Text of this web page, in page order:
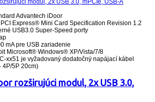
Advantech iDoor
Express® Mini Card Specification Revision 1.2
USB3.0 Super-Speed porty
mA pre USB zariadenie
Microsoft® Windows® XP/Vista/7/8
xx51 je vyžadovaný dodatočný napájací kábel
4P/5P 20cm)
rozširujúci modul, 2x USB 3.0,